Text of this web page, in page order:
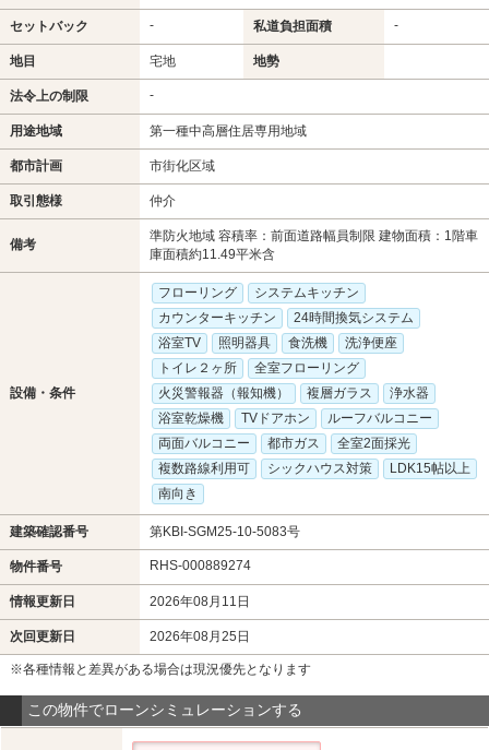
セットバック - 私道負担面積 -
地目 宅地 地勢
法令上の制限 -
用途地域 第一種中高層住居専用地域
都市計画 市街化区域
取引態様 仲介
備考
準防火地域 容積率：前面道路幅員制限 建物面積：1階車
庫面積約11.49平米含
設備・条件
フローリング
システムキッチン
カウンターキッチン
24時間換気システム
浴室TV
照明器具 食洗機
洗浄便座
トイレ２ヶ所
全室フローリング
火災警報器（報知機）
複層ガラス
浄水器
浴室乾燥機
TVドアホン
ルーフバルコニー
両面バルコニー
都市ガス
全室2面採光
複数路線利用可
シックハウス対策
LDK15帖以上
南向き
建築確認番号 第KBI-SGM25-10-5083号
物件番号 RHS-000889274
情報更新日 2026年08月11日
次回更新日 2026年08月25日
※各種情報と差異がある場合は現況優先となります
この物件でローンシミュレーションする